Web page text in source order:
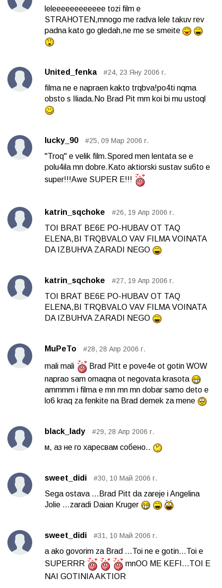
leleeeeeeeeeeee tozi film e
STRAHOTEN,mnogo me radva lele takuv rev
padna kato go gledah,ne me se smeite
United_fenka #24, 23 Яну 2006 г.
filma ne e napraen kakto trqbva!po4ti nqma
obsto s Iliada.No Brad Pit mm koi bi mu ustoql
lucky_90 #25, 09 Мар 2006 г.
"Troq" e velik film.Spored men lentata se e
polu4ila mn dobre.Kato aktiorski sustav su6to e
super!!!Awe SUPER E!!!
katrin_sqchoke #26, 19 Апр 2006 г.
TOI BRAT BE6E PO-HUBAV OT TAQ
ELENA,BI TRQBVALO VAV FILMA VOINATA
DA IZBUHVA ZARADI NEGO
katrin_sqchoke #27, 19 Апр 2006 г.
TOI BRAT BE6E PO-HUBAV OT TAQ
ELENA,BI TRQBVALO VAV FILMA VOINATA
DA IZBUHVA ZARADI NEGO
MuPeTo #28, 28 Апр 2006 г.
mali mali
Brad Pitt e pove4e ot gotin WOW
naprao sam omaqna ot negovata krasota
ammmm i filma e mn mn mn dobar samo deto e
lo6 kraq za fenkite na Brad demek za mene
black_lady #29, 28 Апр 2006 г.
м, аз не го харесвам собено..
sweet_didi #30, 10 Май 2006 г.
Sega ostava ...Brad Pitt da zareje i Angelina
Jolie ...zaradi Daian Kruger
sweet_didi #31, 10 Май 2006 г.
a ako govorim za Brad ...Toi ne e gotin...Toi e
SUPERRR
mnOO ME KEFI...TOI E
NAI GOTINIA AKTIOR